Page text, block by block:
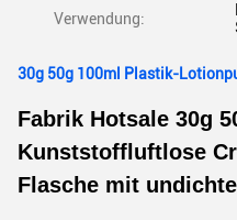
Verwendung:
30g 50g 100ml Plastik-
Fabrik Hotsale 30g
Kunststoffluftlose
Flasche mit